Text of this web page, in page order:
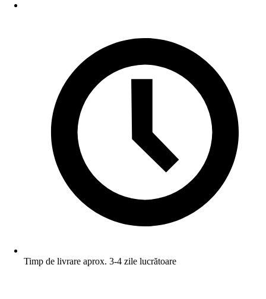
Timp de livrare aprox. 3-4 zile lucrătoare